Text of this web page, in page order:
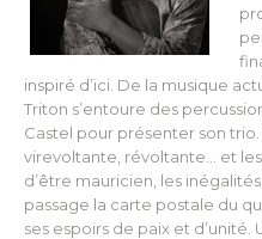
inspiré d’ici. De la musique
Triton s’entoure des
Castel pour présenter son
virevoltante, révoltante… et
d’être mauricien, les
passage la carte postale du
ses espoirs de paix et